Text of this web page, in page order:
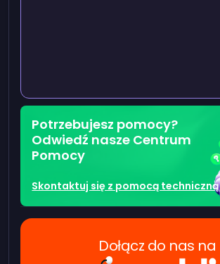
Potrzebujesz pomocy?
Odwiedź nasze Centrum
Pomocy
Skontaktuj się z pomocą techniczną
Dołącz do nas na